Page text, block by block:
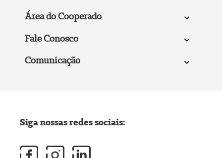
Área do Cooperado
Fale Conosco
Comunicação
Siga nossas redes sociais: